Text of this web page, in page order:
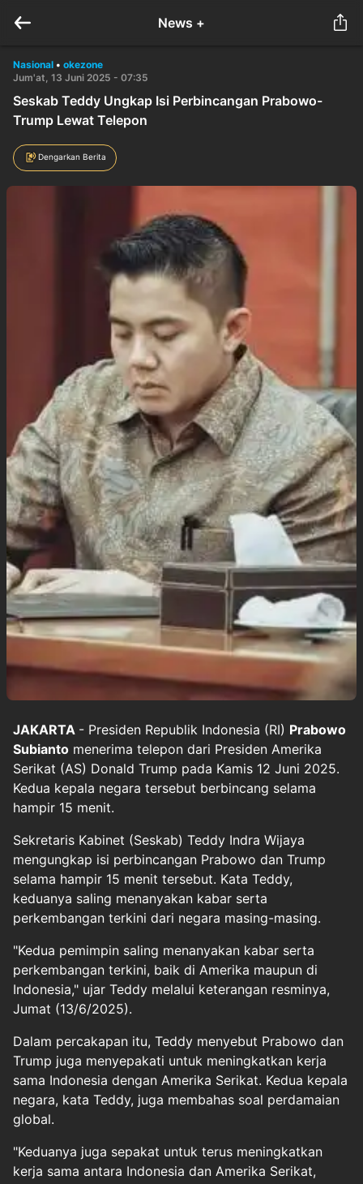
News +
Nasional • okezone
Jum'at, 13 Juni 2025 - 07:35
Seskab Teddy Ungkap Isi Perbincangan Prabowo-
Trump Lewat Telepon
Dengarkan Berita
JAKARTA - Presiden Republik Indonesia (RI) Prabowo
Subianto menerima telepon dari Presiden Amerika
Serikat (AS) Donald Trump pada Kamis 12 Juni 2025.
Kedua kepala negara tersebut berbincang selama
hampir 15 menit.
Sekretaris Kabinet (Seskab) Teddy Indra Wijaya
mengungkap isi perbincangan Prabowo dan Trump
selama hampir 15 menit tersebut. Kata Teddy,
keduanya saling menanyakan kabar serta
perkembangan terkini dari negara masing-masing.
"Kedua pemimpin saling menanyakan kabar serta
perkembangan terkini, baik di Amerika maupun di
Indonesia," ujar Teddy melalui keterangan resminya,
Jumat (13/6/2025).
Dalam percakapan itu, Teddy menyebut Prabowo dan
Trump juga menyepakati untuk meningkatkan kerja
sama Indonesia dengan Amerika Serikat. Kedua kepala
negara, kata Teddy, juga membahas soal perdamaian
global.
"Keduanya juga sepakat untuk terus meningkatkan
kerja sama antara Indonesia dan Amerika Serikat,